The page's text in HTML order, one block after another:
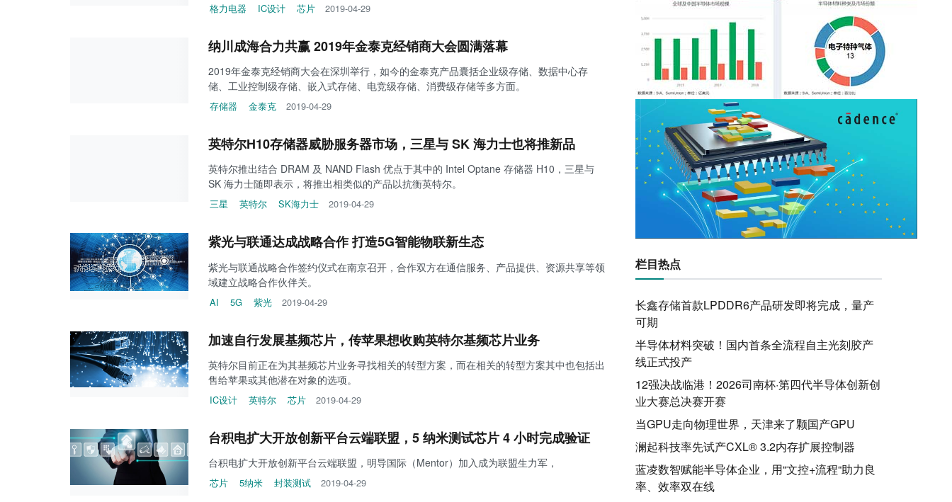
格力电器 IC设计 芯片 2019-04-29
纳川成海合力共赢 2019年金泰克经销商大会圆满落幕
2019年金泰克经销商大会在深圳举行，如今的金泰克产品囊括企业级存储、数据中心存
储、工业控制级存储、嵌入式存储、电竞级存储、消费级存储等多方面。
存储器 金泰克 2019-04-29
英特尔H10存储器威胁服务器市场，三星与 SK 海力士也将推新品
英特尔推出结合 DRAM 及 NAND Flash 优点于其中的 Intel Optane 存储器 H10，三星与
SK 海力士随即表示，将推出相类似的产品以抗衡英特尔。
三星 英特尔 SK海力士 2019-04-29
紫光与联通达成战略合作 打造5G智能物联新生态
紫光与联通战略合作签约仪式在南京召开，合作双方在通信服务、产品提供、资源共享等领
域建立战略合作伙伴关。
AI 5G 紫光 2019-04-29
加速自行发展基频芯片，传苹果想收购英特尔基频芯片业务
英特尔目前正在为其基频芯片业务寻找相关的转型方案，而在相关的转型方案其中也包括出
售给苹果或其他潜在对象的选项。
IC设计 英特尔 芯片 2019-04-29
台积电扩大开放创新平台云端联盟，5 纳米测试芯片 4 小时完成验证
台积电扩大开放创新平台云端联盟，明导国际（Mentor）加入成为联盟生力军，
芯片 5纳米 封装测试 2019-04-29
栏目热点
长鑫存储首款LPDDR6产品研发即将完成，量产
可期
半导体材料突破！国内首条全流程自主光刻胶产
线正式投产
12强决战临港！2026司南杯·第四代半导体创新创
业大赛总决赛开赛
当GPU走向物理世界，天津来了颗国产GPU
澜起科技率先试产CXL® 3.2内存扩展控制器
蓝凌数智赋能半导体企业，用“文控+流程“助力良
率、效率双在线